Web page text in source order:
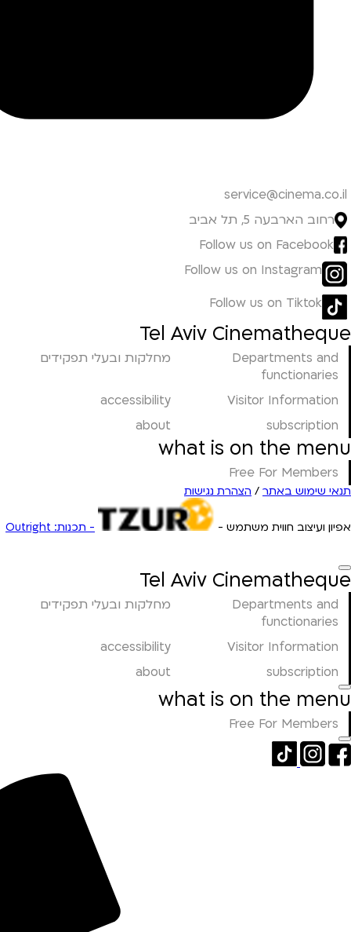
service@cinema.co.il
רחוב הארבעה 5, תל אביב
Follow us on Facebook
Follow us on Instagram
Follow us on Tiktok
Tel Aviv Cinematheque
Departments and
functionaries
מחלקות ובעלי תפקידים
Visitor Information
accessibility
subscription
about
what is on the menu
Free For Members
תנאי שימוש באתר / הצהרת נגישות
אפיון ועיצוב חווית משתמש - - תכנות: Outright
Tel Aviv Cinematheque
Departments and
functionaries
מחלקות ובעלי תפקידים
Visitor Information
accessibility
subscription
about
what is on the menu
Free For Members